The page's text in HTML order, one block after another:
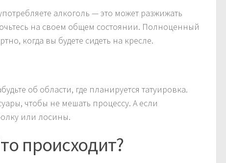
алкоголь — это может разжижать
на своем общем состоянии. Полноценный
когда вы будете сидеть на кресле.
об области, где планируется татуировка.
чтобы не мешать процессу. А если
или лосины.
происходит?